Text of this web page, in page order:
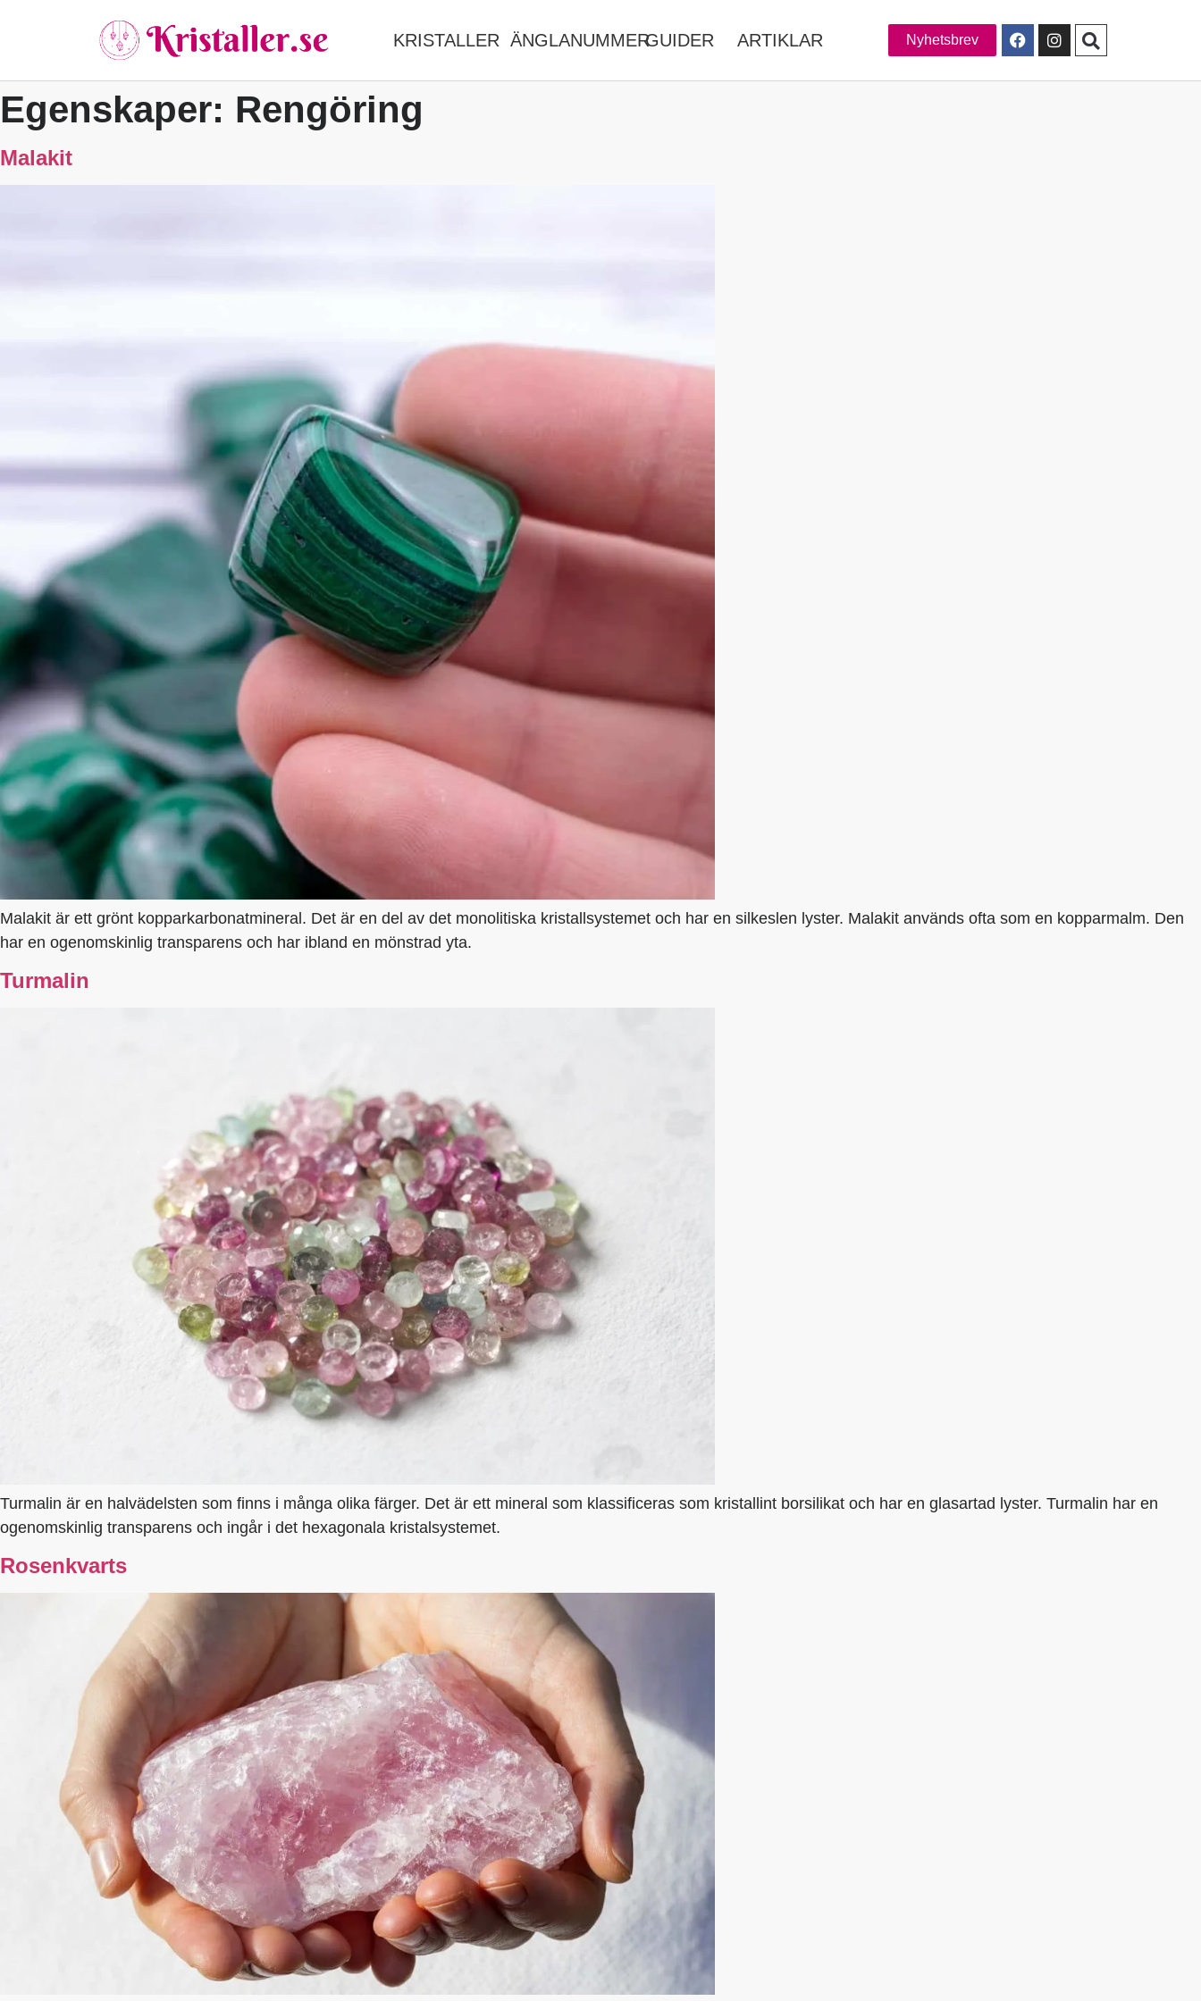
KRISTALLER ÄNGLANUMMERGUIDER ARTIKLAR Nyhetsbrev
Egenskaper: Rengöring
Malakit
Malakit är ett grönt kopparkarbonatmineral. Det är en del av det monolitiska kristallsystemet och har en silkeslen lyster. Malakit används ofta som en kopparmalm. Den
har en ogenomskinlig transparens och har ibland en mönstrad yta.
Turmalin
Turmalin är en halvädelsten som finns i många olika färger. Det är ett mineral som klassificeras som kristallint borsilikat och har en glasartad lyster. Turmalin har en
ogenomskinlig transparens och ingår i det hexagonala kristalsystemet.
Rosenkvarts